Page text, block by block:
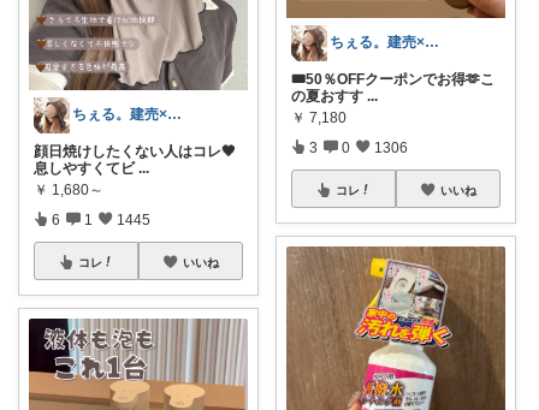
ちぇる。建売×暖色お家づくり
顔日焼けしたくない人はコレ🖤
息しやすくてビ ...
￥ 1,680～
6 1 1445
コレ いいね
ちぇる。建売×暖色お家づくり
🎟50％OFFクーポンでお得🫶こ
の夏おすす ...
￥ 7,180
3 0 1306
コレ いいね